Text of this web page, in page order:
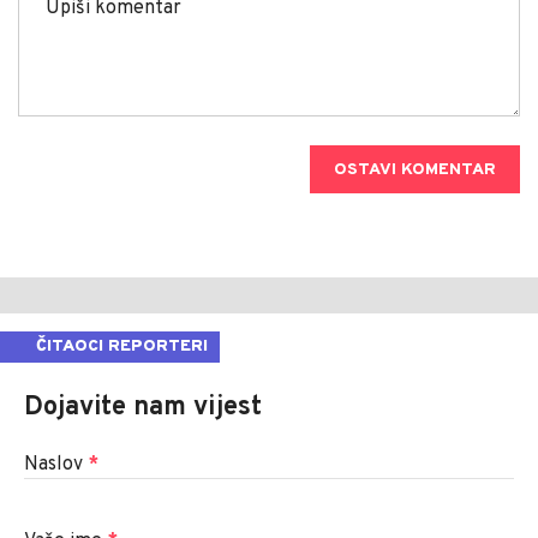
OSTAVI KOMENTAR
ČITAOCI REPORTERI
Dojavite nam vijest
Naslov *